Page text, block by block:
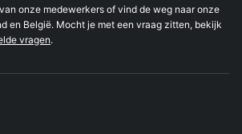
onze medewerkers of vind de weg naar onze
en België. Mocht je met een vraag zitten, bekijk
vragen.